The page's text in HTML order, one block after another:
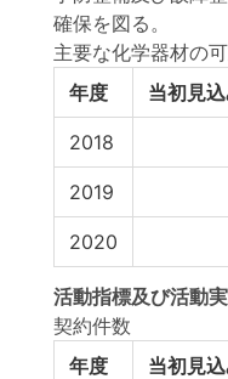
確保を図る。
主要な化学器材の
年度
当初見
2018
2019
2020
活動指標及び活動
契約件数
年度
当初見